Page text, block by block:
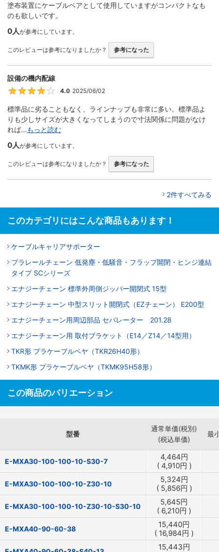
塗布装置にケーブルベアとして使用していますがコンパクトなも
のも欲しいです。
0人が参考にしています。
このレビューは参考になりましたか？ 参考になった
設備の機内配線
4
4.0 2025/06/02
標準品に劣ることもなく、ラインナップも非常に多い。標準品よ
りも少しサイズが大きくなってしまうので寸法関係に問題がなけ
れば...もっと読む
0人が参考にしています。
このレビューは参考になりましたか？ 参考になった
2件すべてみる
このカテゴリにはこんな商品もあります！
ケーブルキャリアサポーター
プラレールチェーン 低発塵・低騒音・フラップ開閉・ヒンジ連結
タイプ SCシリーズ
エナジーチェーン 標準外周側ジッパー開閉式 15型
エナジーチェーン 中型スリット開閉式（EZチェーン） E200型
エナジーチェーン用周辺部品 セパレーター 201.28
エナジーチェーン用 取付ブラケット（E14／Z14／14型用）
TKR形 プラケーブルベヤ（TKR26H40形）
TKMK形 プラケーブルベヤ（TKMK95H58形）
この商品のバリエーション
型番
通常単価(税別)
(税込単価)
最
E-MXA30-100-100-10-S30-7 4,464円
( 4,910円 )
E-MXA30-100-100-10-Z30-10 5,324円
( 5,856円 )
E-MXA30-100-100-10-Z30-10-S30-10 5,645円
( 6,210円 )
E-MXA40-90-60-38 15,440円
( 16,984円 )
15,443円